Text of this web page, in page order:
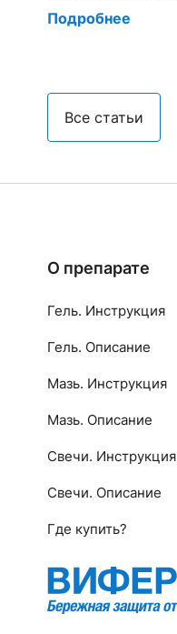
Подробнее
Все статьи
О препарате
Гель. Инструкция
Гель. Описание
Мазь. Инструкция
Мазь. Описание
Свечи. Инструкция
Свечи. Описание
Где купить?